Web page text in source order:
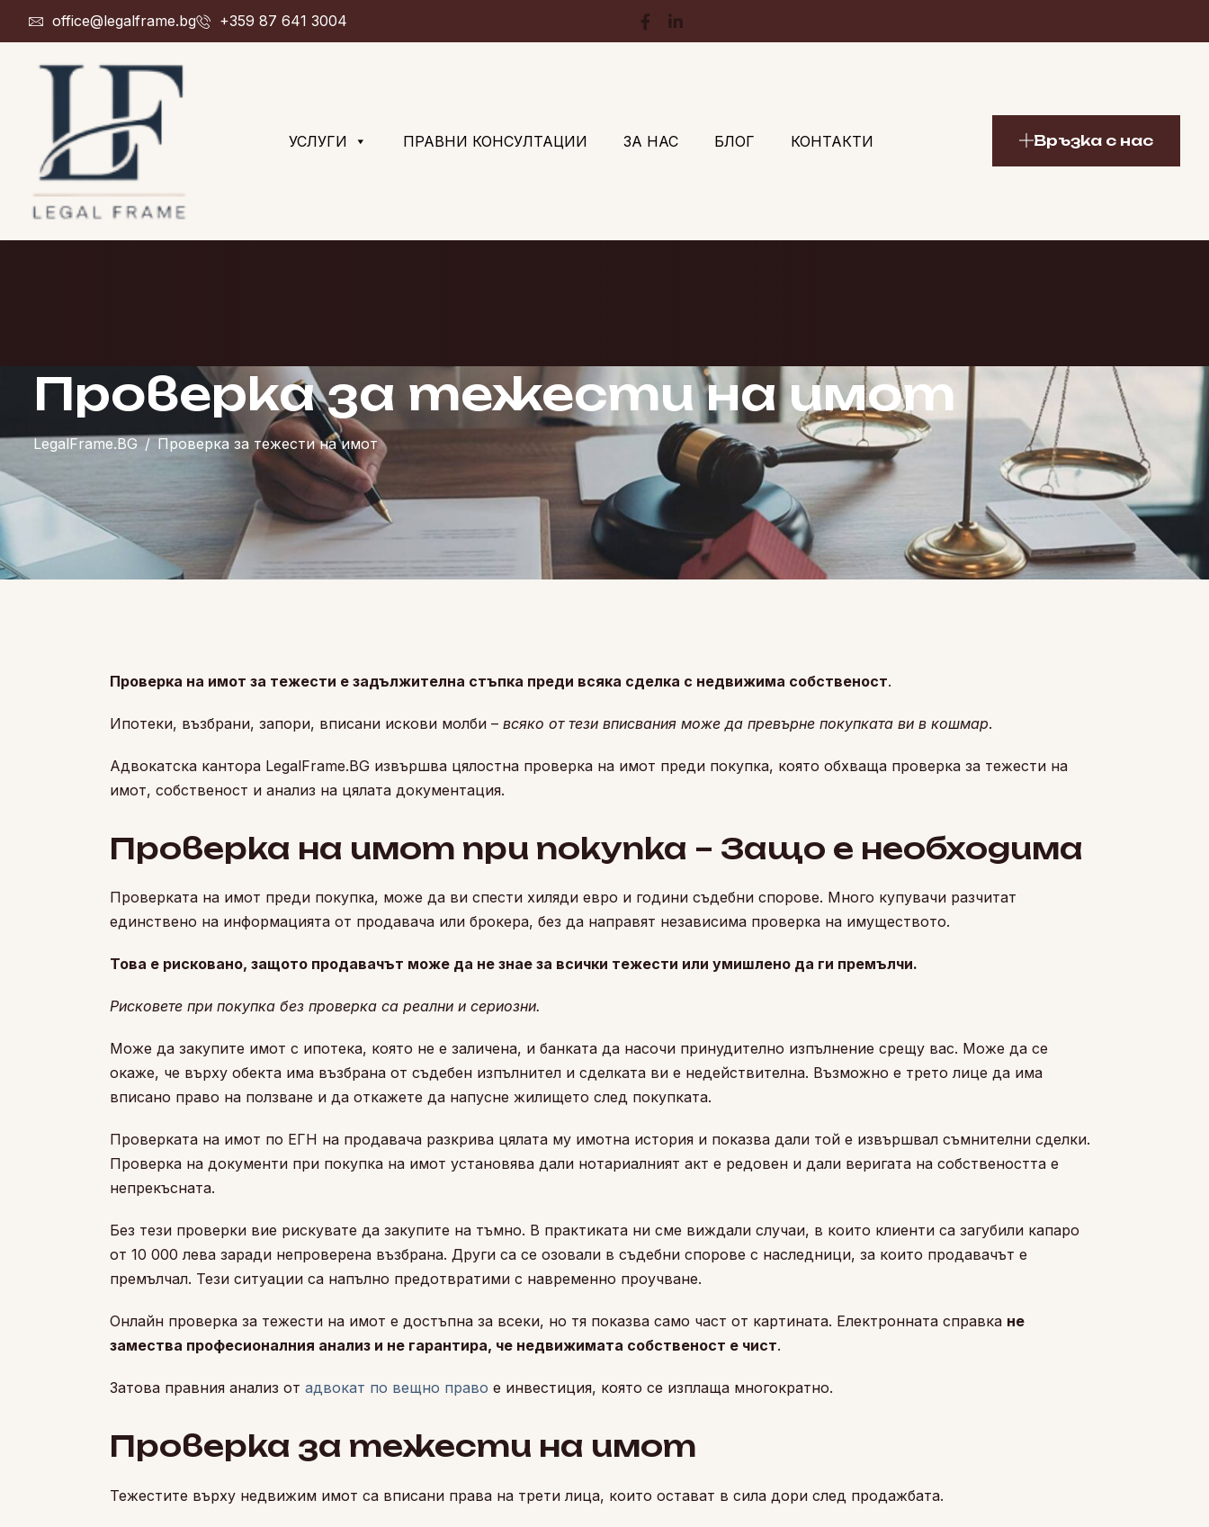
office@legalframe.bg +359 87 641 3004
УСЛУГИ ПРАВНИ КОНСУЛТАЦИИ ЗА НАС БЛОГ КОНТАКТИ Връзка с нас
Проверка за тежести на имот
LegalFrame.BG Проверка за тежести на имот
Проверка на имот за тежести е задължителна стъпка преди всяка сделка с недвижима собственост.
Ипотеки, възбрани, запори, вписани искови молби – всяко от тези вписвания може да превърне покупката ви в кошмар.
Адвокатска кантора LegalFrame.BG извършва цялостна проверка на имот преди покупка, която обхваща проверка за тежести на
имот, собственост и анализ на цялата документация.
Проверка на имот при покупка – Защо е необходима
Проверката на имот преди покупка, може да ви спести хиляди евро и години съдебни спорове. Много купувачи разчитат
единствено на информацията от продавача или брокера, без да направят независима проверка на имуществото.
Това е рисковано, защото продавачът може да не знае за всички тежести или умишлено да ги премълчи.
Рисковете при покупка без проверка са реални и сериозни.
Може да закупите имот с ипотека, която не е заличена, и банката да насочи принудително изпълнение срещу вас. Може да се
окаже, че върху обекта има възбрана от съдебен изпълнител и сделката ви е недействителна. Възможно е трето лице да има
вписано право на ползване и да откажете да напусне жилището след покупката.
Проверката на имот по ЕГН на продавача разкрива цялата му имотна история и показва дали той е извършвал съмнителни сделки.
Проверка на документи при покупка на имот установява дали нотариалният акт е редовен и дали веригата на собствеността е
непрекъсната.
Без тези проверки вие рискувате да закупите на тъмно. В практиката ни сме виждали случаи, в които клиенти са загубили капаро
от 10 000 лева заради непроверена възбрана. Други са се озовали в съдебни спорове с наследници, за които продавачът е
премълчал. Тези ситуации са напълно предотвратими с навременно проучване.
Онлайн проверка за тежести на имот е достъпна за всеки, но тя показва само част от картината. Електронната справка не
замества професионалния анализ и не гарантира, че недвижимата собственост е чист.
Затова правния анализ от адвокат по вещно право е инвестиция, която се изплаща многократно.
Проверка за тежести на имот
Тежестите върху недвижим имот са вписани права на трети лица, които остават в сила дори след продажбата.